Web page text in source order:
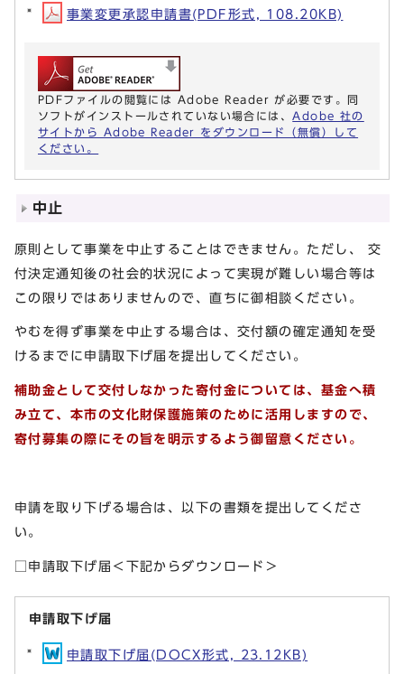
事業変更承認申請書(PDF形式, 108.20KB)
PDFファイルの閲覧には Adobe Reader が必要です。同
ソフトがインストールされていない場合には、 Adobe 社の
サイトから Adobe Reader をダウンロード（無償）して
ください。
中止
原則として事業を中止することはできません。ただし、 交
付決定通知後の社会的状況によって実現が難しい場合等は
この限りではありませんので、直ちに御相談ください。
やむを得ず事業を中止する場合は、交付額の確定通知を受
けるまでに申請取下げ届を提出してください。
補助金として交付しなかった寄付金については、基金へ積
み立て、本市の文化財保護施策のために活用しますので、
寄付募集の際にその旨を明示するよう御留意ください。
申請を取り下げる場合は、以下の書類を提出してくださ
い。
□申請取下げ届＜下記からダウンロード＞
申請取下げ届
申請取下げ届(DOCX形式, 23.12KB)